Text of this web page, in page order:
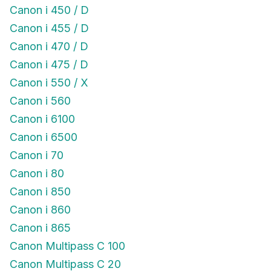
Canon i 450 / D
Canon i 455 / D
Canon i 470 / D
Canon i 475 / D
Canon i 550 / X
Canon i 560
Canon i 6100
Canon i 6500
Canon i 70
Canon i 80
Canon i 850
Canon i 860
Canon i 865
Canon Multipass C 100
Canon Multipass C 20